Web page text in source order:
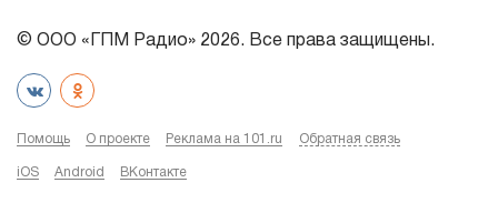
© ООО «ГПМ Радио» 2026. Все права защищены.
Помощь О проекте Реклама на 101.ru Обратная связь
iOS Android ВКонтакте